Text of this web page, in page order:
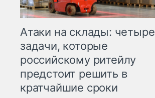
Атаки на склады: четыре
задачи, которые
российскому ритейлу
предстоит решить в
кратчайшие сроки